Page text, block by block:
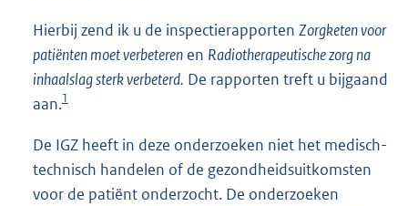
Hierbij zend ik u de inspectierapporten Zorgketen voor
patiënten moet verbeteren en Radiotherapeutische zorg na
inhaalslag sterk verbeterd. De rapporten treft u bijgaand
aan.1
De IGZ heeft in deze onderzoeken niet het medisch-
technisch handelen of de gezondheidsuitkomsten
voor de patiënt onderzocht. De onderzoeken